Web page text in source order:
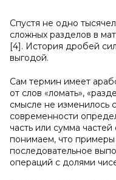
Спустя не одно
сложных разделов в
[4]. История дробей
выгодой.
Сам термин имеет
от слов «ломать»,
смысле не изменилось
современности
часть или сумма
понимаем, что
последовательное
операций с долями